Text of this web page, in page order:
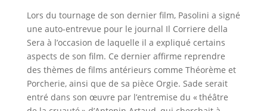
Lors du tournage de son dernier film, Pasolini a signé
une auto-entrevue pour le journal Il Corriere della
Sera à l’occasion de laquelle il a expliqué certains
aspects de son film. Ce dernier affirme reprendre
des thèmes de films antérieurs comme Théorème et
Porcherie, ainsi que de sa pièce Orgie. Sade serait
entré dans son œuvre par l’entremise du « théâtre